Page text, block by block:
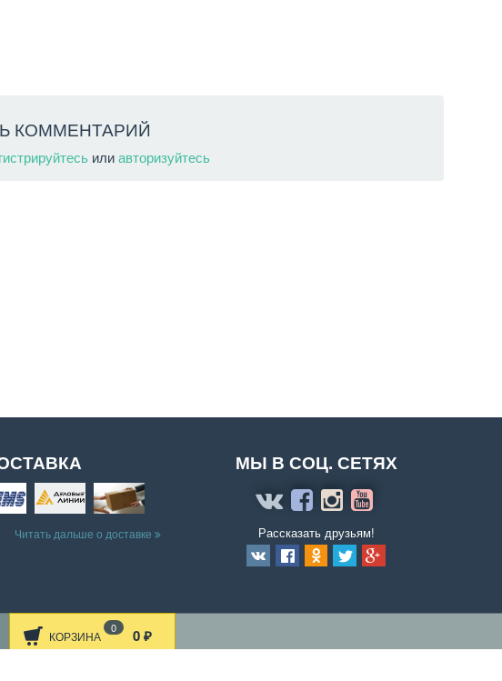
КОРЗИНА
0 0 ₽
КОММЕНТАРИЙ
илиавторизуйтесь
Читать дальше о доставке
МЫ В СОЦ. СЕТЯХ
Рассказать друзьям!